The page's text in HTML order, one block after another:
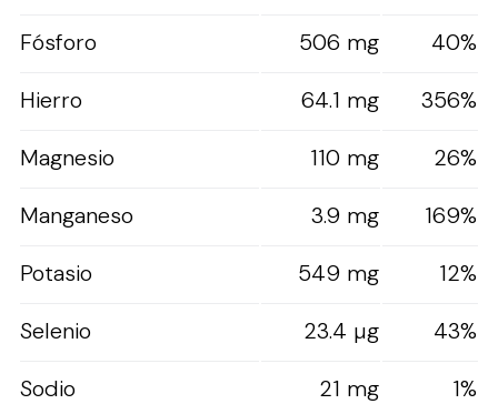
Fósforo
506 mg
40%
Hierro
64.1 mg
356%
Magnesio
110 mg
26%
Manganeso
3.9 mg
169%
Potasio
549 mg
12%
Selenio
23.4 µg
43%
Sodio
21 mg 1%